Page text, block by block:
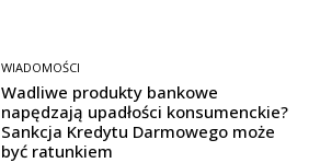
WIADOMOŚCI
Wadliwe produkty bankowe
napędzają upadłości konsumenckie?
Sankcja Kredytu Darmowego może
być ratunkiem